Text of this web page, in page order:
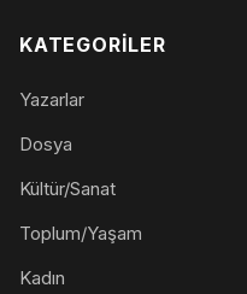
KATEGORILER
Yazarlar
Dosya
Kültür/Sanat
Toplum/Yaşam
Kadın